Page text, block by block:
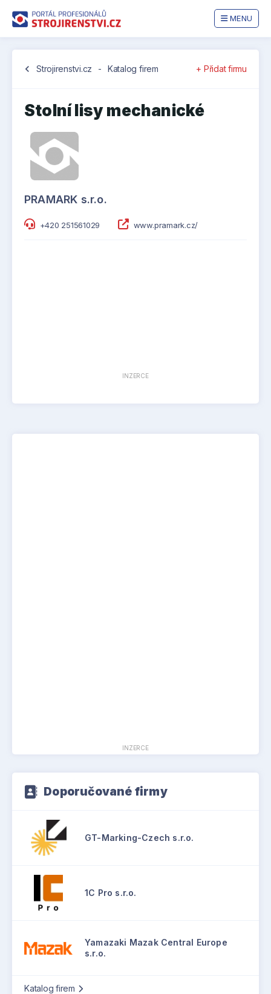
MENU
chevron_left Strojirenstvi.cz - Katalog firem + Přidat firmu
Stolní lisy mechanické
PRAMARK s.r.o.
+420 251561029 www.pramark.cz/
INZERCE
INZERCE
Doporučované firmy
GT-Marking-Czech s.r.o.
1C Pro s.r.o.
Yamazaki Mazak Central Europe
s.r.o.
Katalog firem